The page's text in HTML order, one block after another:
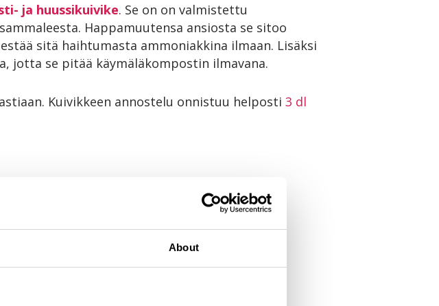
About
ja huussikuivike. Se on on valmistettu
Happamuutensa ansiosta se sitoo
sitä haihtumasta ammoniakkina ilmaan. Lisäksi
jotta se pitää käymäläkompostin ilmavana.
Kuivikkeen annostelu onnistuu helposti 3 dl
Käymälän huolto ja tyhjennys
Käymäläjätteen kompostointi